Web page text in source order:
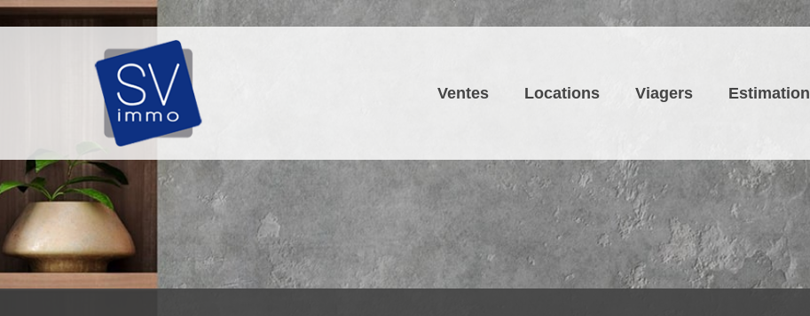
Ventes Locations Viagers Estimation